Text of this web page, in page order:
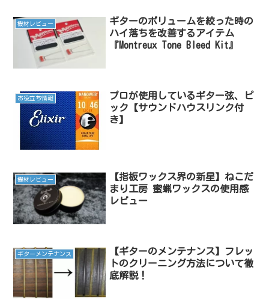
機材レビュー
ギターのボリュームを絞った時の
ハイ落ちを改善するアイテム
『Montreux Tone Bleed Kit』
お役立ち情報
プロが使用しているギター弦、ピ
ック【サウンドハウスリンク付
き】
機材レビュー
【指板ワックス界の新星】ねこだ
まり工房 蜜蝋ワックスの使用感
レビュー
ギターメンテナンス
【ギターのメンテナンス】フレッ
トのクリーニング方法について徹
底解説！